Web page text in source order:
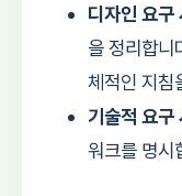
디자인 요구
을 정리합니
체적인 지침
기술적 요구
워크를 명시